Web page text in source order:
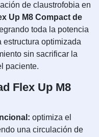
de claustrofobia en
Up M8 Compact de
toda la potencia
estructura optimizada
sin sacrificar la
paciente.
Flex Up M8
optimiza el
una circulación de